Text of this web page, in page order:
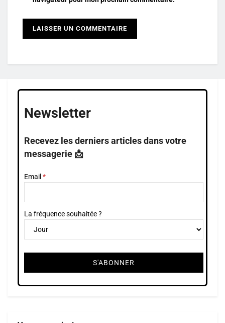
Newsletter
Recevez les derniers articles dans votre
messagerie 📩
Email
La fréquence souhaitée ?